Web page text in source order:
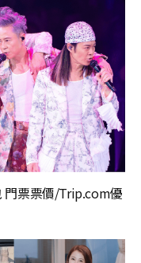
門票票價/Trip.com優